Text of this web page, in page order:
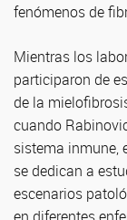
fenómenos de
Mientras los
participaron de
de la
cuando
sistema inmune,
se dedican a
escenarios